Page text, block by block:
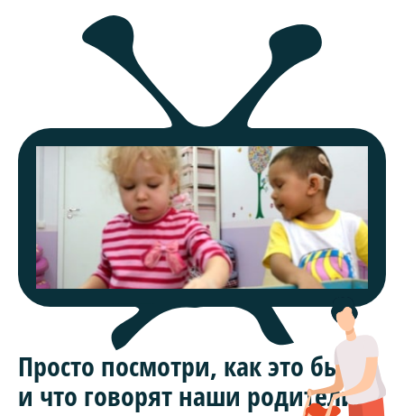
Как это было
Просто посмотри, как это было
и что говорят наши родители.